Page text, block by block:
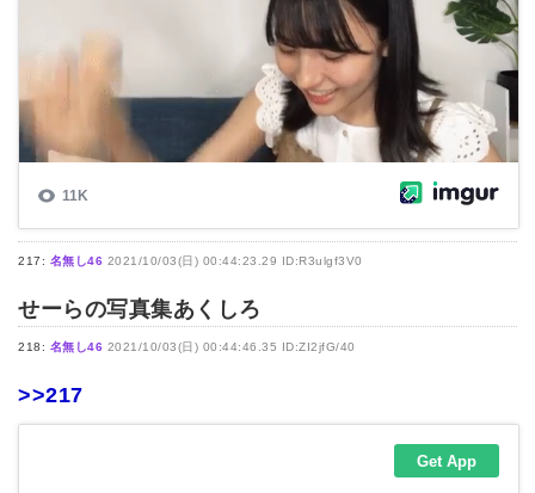
217: 名無し46 2021/10/03(日) 00:44:23.29 ID:R3ulgf3V0
せーらの写真集あくしろ
218: 名無し46 2021/10/03(日) 00:44:46.35 ID:ZI2jfG/40
>>217